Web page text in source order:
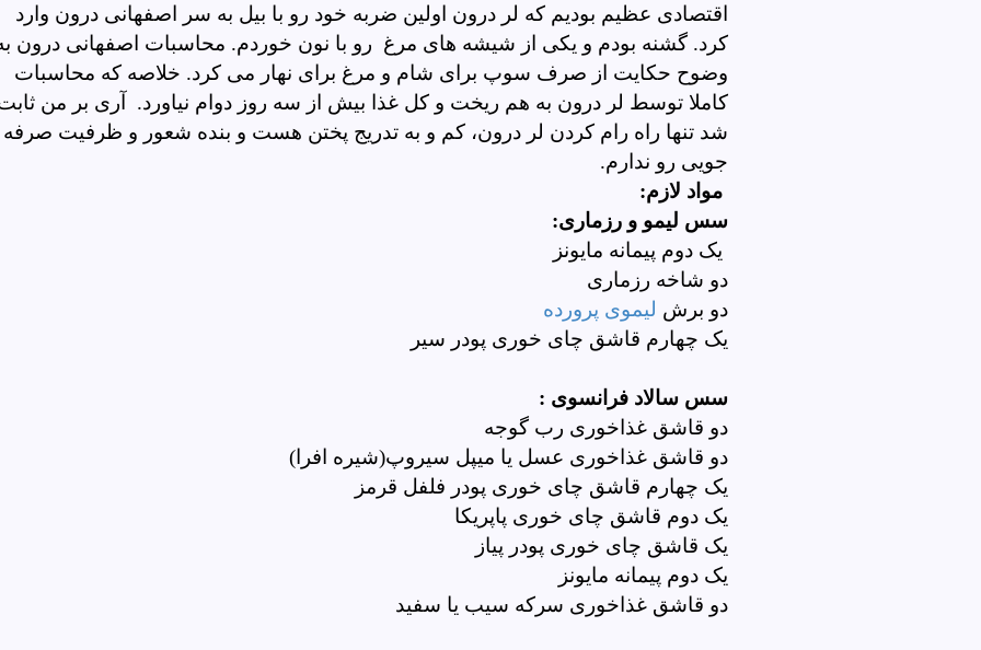
اقتصادی عظیم بودیم که لر درون اولین ضربه خود رو با بیل به سر اصفهانی درون وارد
کرد. گشنه بودم و یکی از شیشه های مرغ رو با نون خوردم. محاسبات اصفهانی درون
وضوح حکایت از صرف سوپ برای شام و مرغ برای نهار می کرد. خلاصه که محاسبات
کاملا توسط لر درون به هم ریخت و کل غذا بیش از سه روز دوام نیاورد. آری بر من
شد تنها راه رام کردن لر درون، کم و به تدریج پختن هست و بنده شعور و ظرفیت صرفه
جویی رو ندارم.
مواد لازم:
سس لیمو و رزماری:
یک دوم پیمانه مایونز
دو شاخه رزماری
دو برش لیموی پرورده
یک چهارم قاشق چای خوری پودر سیر
سس سالاد فرانسوی :
دو قاشق غذاخوری رب گوجه
دو قاشق غذاخوری عسل یا میپل سیروپ(شیره افرا)
یک چهارم قاشق چای خوری پودر فلفل قرمز
یک دوم قاشق چای خوری پاپریکا
یک قاشق چای خوری پودر پیاز
یک دوم پیمانه مایونز
دو قاشق غذاخوری سرکه سیب یا سفید